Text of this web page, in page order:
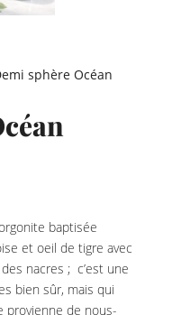
sphère Océan
baptisée
et oeil de tigre avec
nacres ; c’est une
bien sûr, mais qui
provienne de nous-